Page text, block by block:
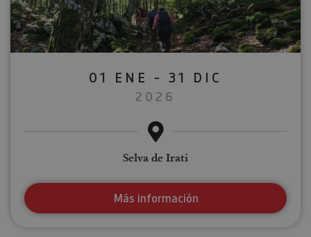
01 ENE - 31 DIC
2026
Selva de Irati
Más información